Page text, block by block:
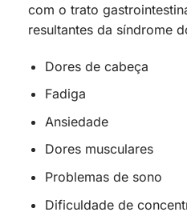
com o trato
resultantes da síndrome
Dores de cabeça
Fadiga
Ansiedade
Dores musculares
Problemas de sono
Dificuldade de